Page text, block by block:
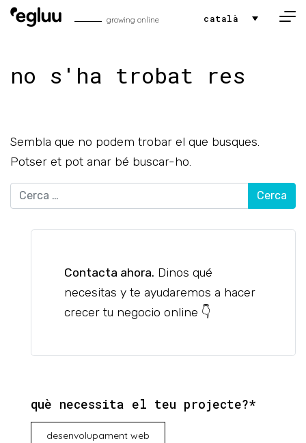
Skip to content
growing online català
no s'ha trobat res
Sembla que no podem trobar el que busques.
Potser et pot anar bé buscar-ho.
Cerca:
Contacta ahora. Dinos qué
necesitas y te ayudaremos a hacer
crecer tu negocio online 👇
què necessita el teu projecte?*
desenvolupament web